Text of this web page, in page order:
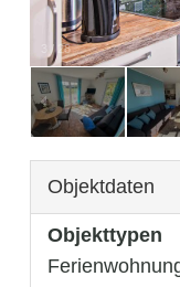
/ 28
Objektdaten
Objekttypen